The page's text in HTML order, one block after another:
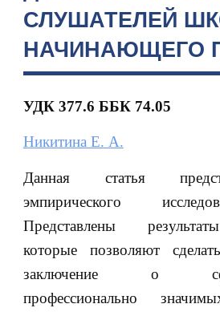
СЛУШАТЕЛЕЙ
НАЧИНАЮЩЕГО
УДК 377.6 ББК 74.05
Никитина Е. А.
Данная статья
эмпирического
Представлены
которые позволяют
заключение о
профессионально